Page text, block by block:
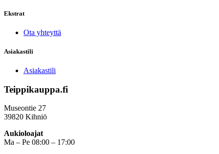
Ekstrat
Ota yhteyttä
Asiakastili
Asiakastili
Teippikauppa.fi
Museontie 27
39820 Kihniö
Aukioloajat
Ma – Pe 08:00 – 17:00